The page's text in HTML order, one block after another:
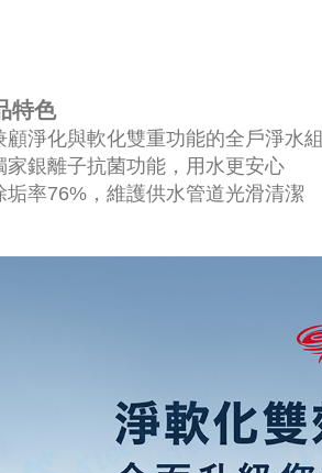
特色
淨化與軟化雙重功能的全戶淨水
銀離子抗菌功能，用水更安心
率76%，維護供水管道光滑清潔